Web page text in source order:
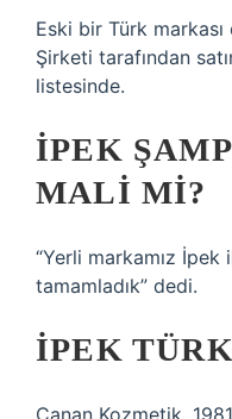
Eski bir Türk markası
Şirketi tarafından
listesinde.
İPEK
MALI MI?
“Yerli markamız
tamamladık” dedi.
İPEK
Canan Kozmetik,